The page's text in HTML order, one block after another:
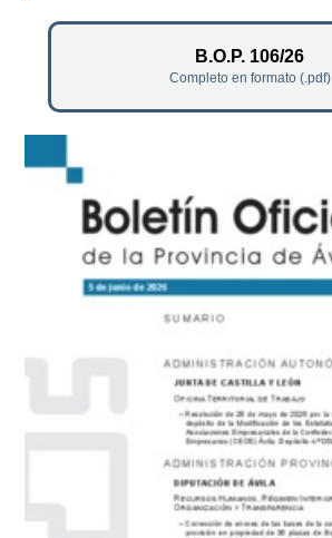
B.O.P. 106/26
Completo en formato (.pdf)